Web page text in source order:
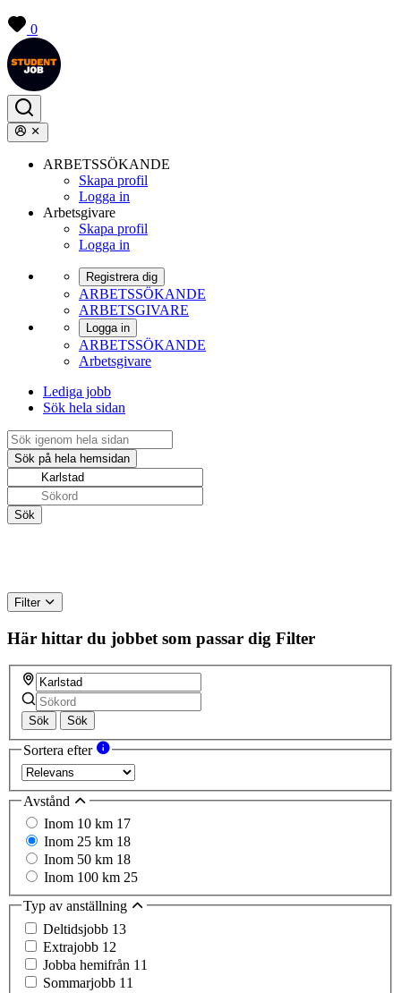
0
ARBETSSÖKANDE
Skapa profil
Logga in
Arbetsgivare
Skapa profil
Logga in
Registrera dig
ARBETSSÖKANDE
ARBETSGIVARE
Logga in
ARBETSSÖKANDE
Arbetsgivare
Lediga jobb
Sök hela sidan
Filter
Här hittar du jobbet som passar dig Filter
Sök Sök
Sortera efter
Avstånd
Inom 10 km 17
Inom 25 km 18
Inom 50 km 18
Inom 100 km 25
Typ av anställning
Deltidsjobb 13
Extrajobb 12
Jobba hemifrån 11
Sommarjobb 11